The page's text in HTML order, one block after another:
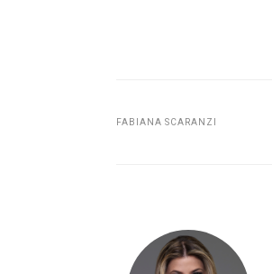
FABIANA SCARANZI